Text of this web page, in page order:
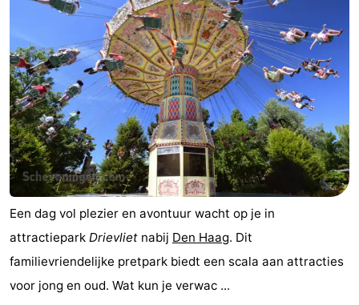
Een dag vol plezier en avontuur wacht op je in
attractiepark Drievliet nabij Den Haag. Dit
familievriendelijke pretpark biedt een scala aan attracties
voor jong en oud. Wat kun je verwac ...